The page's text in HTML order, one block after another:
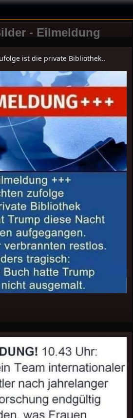
- Eilmeldung
ist die private Bibliothek..